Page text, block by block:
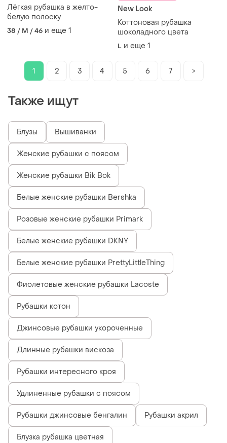
Лёгкая рубашка в желто-
белую полоску
38 / M / 46 и еще 1
New Look
Коттоновая рубашка
шоколадного цвета
L и еще 1
1 2 3 4 5 6 7 >
Также ищут
Блузы Вышиванки
Женские рубашки с поясом
Женские рубашки Bik Bok
Белые женские рубашки Bershka
Розовые женские рубашки Primark
Белые женские рубашки DKNY
Белые женские рубашки PrettyLittleThing
Фиолетовые женские рубашки Lacoste
Рубашки котон
Джинсовые рубашки укороченные
Длинные рубашки вискоза
Рубашки интересного кроя
Удлиненные рубашки с поясом
Рубашки джинсовые бенгалин Рубашки акрил
Блузка рубашка цветная